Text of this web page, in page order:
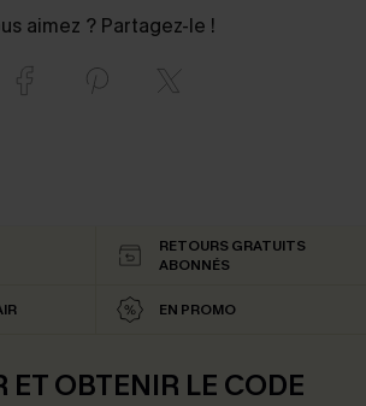
aimez ? Partagez-le !
RETOURS GRATUITS
ABONNÉS
EN PROMO
ET OBTENIR LE CODE